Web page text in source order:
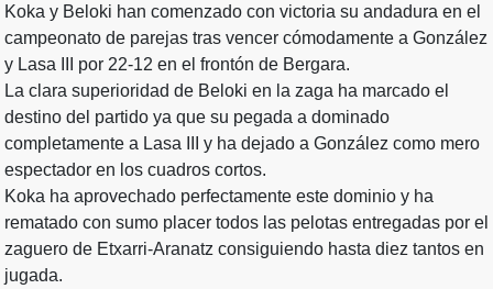
Koka y Beloki han comenzado con victoria su andadura en el
campeonato de parejas tras vencer cómodamente a González
y Lasa III por 22-12 en el frontón de Bergara.
La clara superioridad de Beloki en la zaga ha marcado el
destino del partido ya que su pegada a dominado
completamente a Lasa III y ha dejado a González como mero
espectador en los cuadros cortos.
Koka ha aprovechado perfectamente este dominio y ha
rematado con sumo placer todos las pelotas entregadas por el
zaguero de Etxarri-Aranatz consiguiendo hasta diez tantos en
jugada.